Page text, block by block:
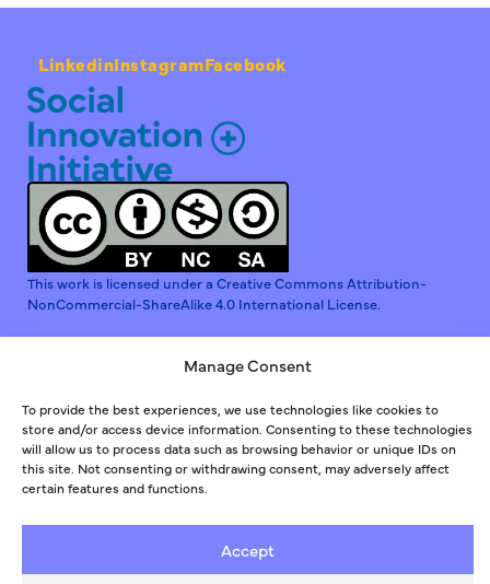
Manage Consent
To provide the best experiences, we use technologies like cookies to
store and/or access device information. Consenting to these technologies
will allow us to process data such as browsing behavior or unique IDs on
this site. Not consenting or withdrawing consent, may adversely affect
certain features and functions.
Accept
LinkedinInstagramFacebook
This work is licensed under a Creative Commons Attribution-
NonCommercial-ShareAlike 4.0 International License.
Συγρηματοδοτείται από την Ευρωπαϊκή Ένωση. Οι απόψεις
και γνώμες που εκφράζονται είναι αποκλειστικά των
συγγραφέων και δεν αντικατοπτρίζουν απαραίτητα εκείνες
της Ευρωπαϊκής Ένωσης ή της Διαχειριστικής Αρχής του
Ένωση ούτε η Χορηγούσα Αρχή φέρουν ευθύνη για αυτές.